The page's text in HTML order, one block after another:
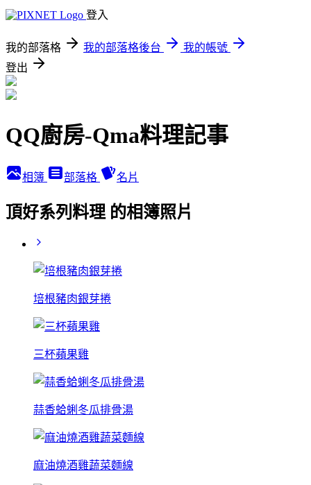
登入
我的部落格 我的部落格後台
我的帳號
登出
QQ廚房-Qma料理記事
相簿 部落格 名片
頂好系列料理 的相簿照片
培根豬肉銀芽捲
三杯蘋果雞
蒜香蛤蜊冬瓜排骨湯
麻油燒酒雞蔬菜麵線